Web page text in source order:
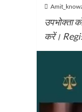
उपभोक्ता
करें।